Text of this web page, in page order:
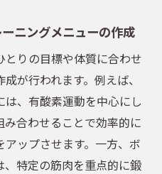
ニングメニューの作成
りの目標や体質に合わせ
が行われます。例えば、
、有酸素運動を中心にし
合わせることで効率的に
ップさせます。一方、ボ
特定の筋肉を重点的に鍛